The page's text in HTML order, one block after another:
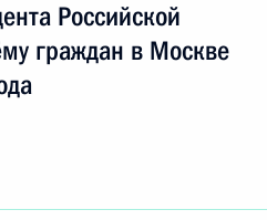
Российской
граждан в Москве